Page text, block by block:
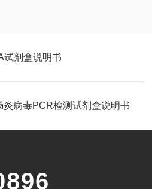
试剂盒说明书
炎病毒PCR检测试剂盒说明书